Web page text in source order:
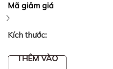
Mã giảm giá
Kích thước:
THÊM VÀO